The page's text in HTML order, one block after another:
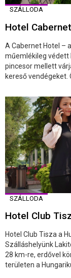
SZÁLLODA
Hotel
A Cabernet Hotel –
műemlékileg védett
pincesor mellett
kereső vendégeket.
SZÁLLODA
Hotel Club
Hotel Club Tisza a
Szálláshelyünk
28 km-re, erdővel
területen a